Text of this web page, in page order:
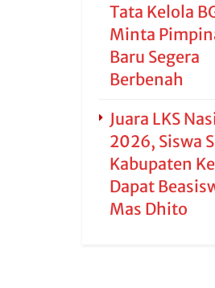
Tata Kelola
Minta
Baru Segera
Berbenah
Juara LKS
2026, Siswa
Kabupaten
Dapat
Mas Dhito